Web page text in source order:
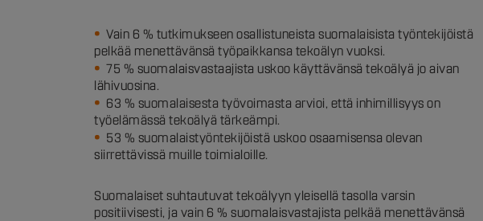
Vain 6 % tutkimukseen osallistuneista suomalaisista työntekijöistä
pelkää menettävänsä työpaikkansa tekoälyn vuoksi.
75 % suomalaisvastaajista uskoo käyttävänsä tekoälyä jo aivan
lähivuosina.
63 % suomalaisesta työvoimasta arvioi, että inhimillisyys on
työelämässä tekoälyä tärkeämpi.
53 % suomalaistyöntekijöistä uskoo osaamisensa olevan
siirrettävissä muille toimialoille.
Suomalaiset suhtautuvat tekoälyyn yleisellä tasolla varsin
positiivisesti, ja vain 6 % suomalaisvastajista pelkää menettävänsä